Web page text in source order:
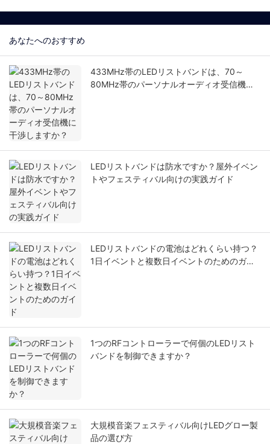
あなたへのおすすめ
433MHz帯のLEDリストバンドは、70～
80MHz帯のパーソナルオーディオ受信機に
LEDリストバンドは防水ですか？屋外イベン
トやフェスティバル向けの実践ガイド
LEDリストバンドの電池はどれくらい持つ？
1日イベントと複数日イベントのためのガイ
1つのRFコントローラーで何個のLEDリスト
バンドを制御できますか？
大規模音楽フェスティバル向けLEDグロー製
品の選び方